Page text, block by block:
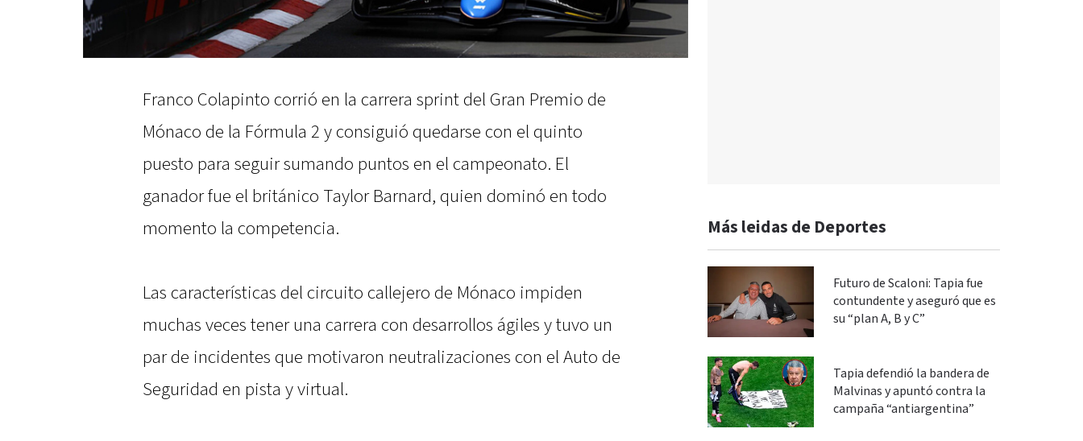
Franco Colapinto corrió en la carrera sprint del Gran Premio de
Mónaco de la Fórmula 2 y consiguió quedarse con el quinto
puesto para seguir sumando puntos en el campeonato. El
ganador fue el británico Taylor Barnard, quien dominó en todo
momento la competencia.
Las características del circuito callejero de Mónaco impiden
muchas veces tener una carrera con desarrollos ágiles y tuvo un
par de incidentes que motivaron neutralizaciones con el Auto de
Seguridad en pista y virtual.
Más leidas de Deportes
Futuro de Scaloni: Tapia fue
contundente y aseguró que es
su “plan A, B y C”
Tapia defendió la bandera de
Malvinas y apuntó contra la
campaña “antiargentina”